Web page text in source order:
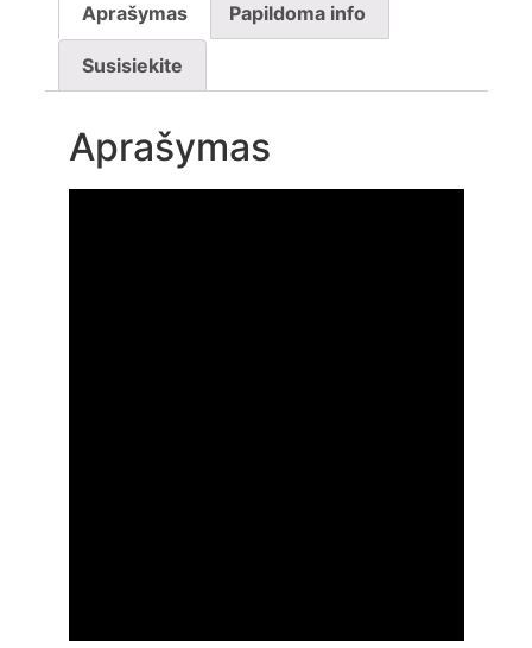
Aprašymas Papildoma info
Susisiekite
Aprašymas